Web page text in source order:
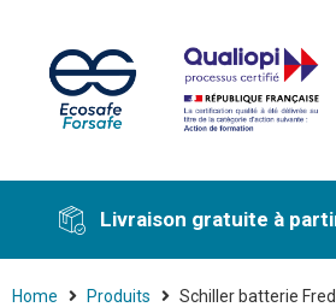
Livraison gratuite à
Home Produits Schiller batterie